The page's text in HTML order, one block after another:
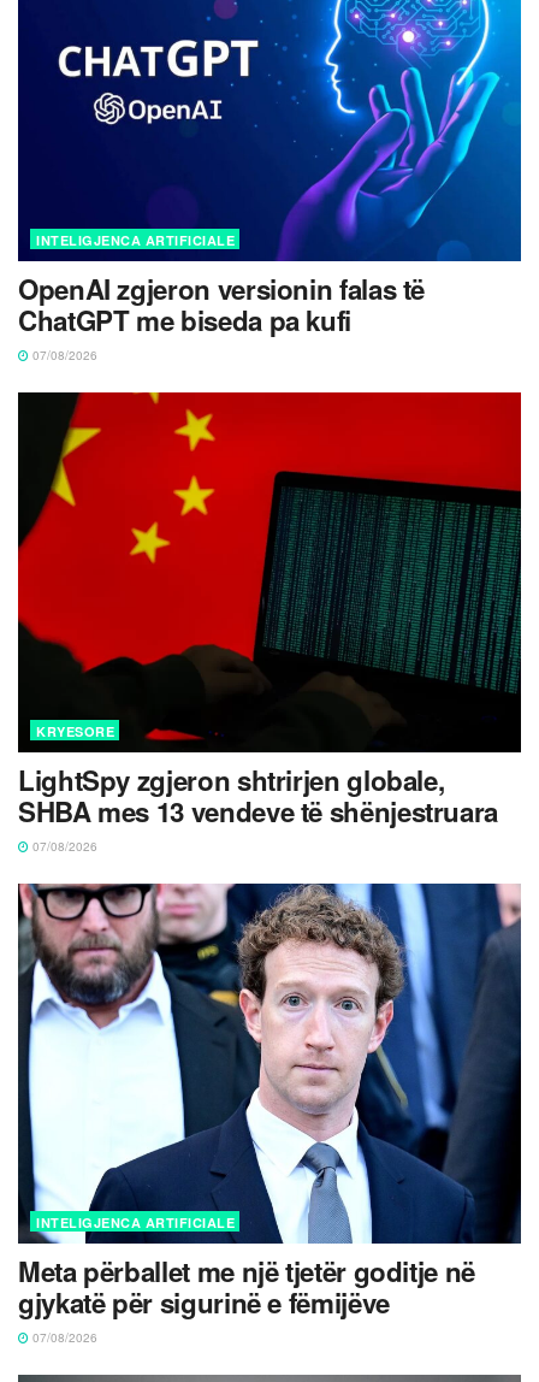
INTELIGJENCA ARTIFICIALE
OpenAI zgjeron versionin falas të
ChatGPT me biseda pa kufi
07/08/2026
KRYESORE
LightSpy zgjeron shtrirjen globale,
SHBA mes 13 vendeve të shënjestruara
07/08/2026
INTELIGJENCA ARTIFICIALE
Meta përballet me një tjetër goditje në
gjykatë për sigurinë e fëmijëve
07/08/2026